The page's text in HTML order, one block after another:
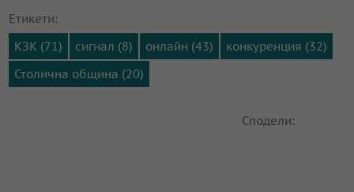
Етикети:
КЗК (71)
сигнал (8) онлайн (43)
конкуренция (32)
Столична община (20)
Сподели: